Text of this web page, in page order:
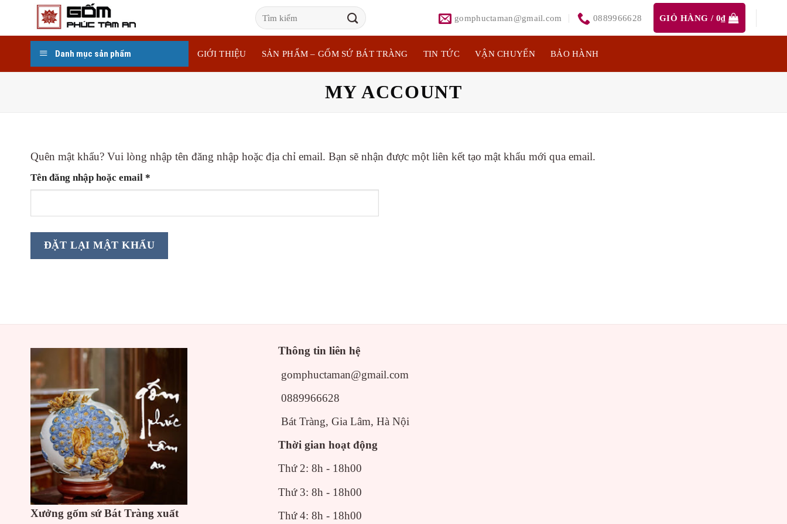
content
Tìm
kiếm:
gomphuctaman@gmail.com 0889966628 GIỎ HÀNG / 0₫
Danh mục sản phẩm GIỚI THIỆU SẢN PHẨM – GỐM SỨ BÁT TRÀNG TIN TỨC VẬN CHUYỂN BẢO HÀNH
MY ACCOUNT
Quên mật khẩu? Vui lòng nhập tên đăng nhập hoặc địa chỉ email. Bạn sẽ nhận được một liên kết tạo mật khẩu mới qua email.
Tên đăng nhập hoặc email *
buộc
ĐẶT LẠI MẬT KHẨU
Xưởng gốm sứ Bát Tràng xuất
Thông tin liên hệ
gomphuctaman@gmail.com
0889966628
Bát Tràng, Gia Lâm, Hà Nội
Thời gian hoạt động
Thứ 2: 8h - 18h00
Thứ 3: 8h - 18h00
Thứ 4: 8h - 18h00